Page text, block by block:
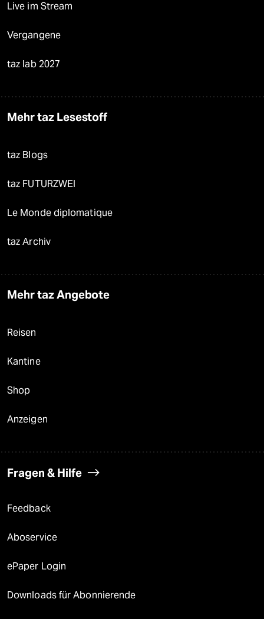
Live im Stream
Vergangene
taz lab 2027
Mehr taz Lesestoff
taz Blogs
taz FUTURZWEI
Le Monde diplomatique
taz Archiv
Mehr taz Angebote
Reisen
Kantine
Shop
Anzeigen
Fragen & Hilfe
Feedback
Aboservice
ePaper Login
Downloads für Abonnierende